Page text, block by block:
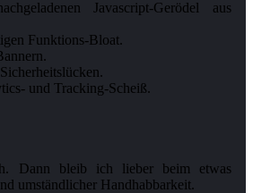
Javascript-Gerödel aus
Funktions-Bloat.
und Tracking-Scheiß.
Dann bleib ich lieber beim etwas